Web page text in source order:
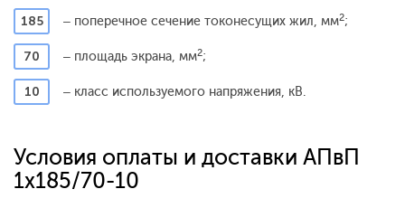
185 – поперечное сечение токонесущих жил, мм2;
70 – площадь экрана, мм2;
10 – класс используемого напряжения, кВ.
Условия оплаты и доставки АПвП
1x185/70-10